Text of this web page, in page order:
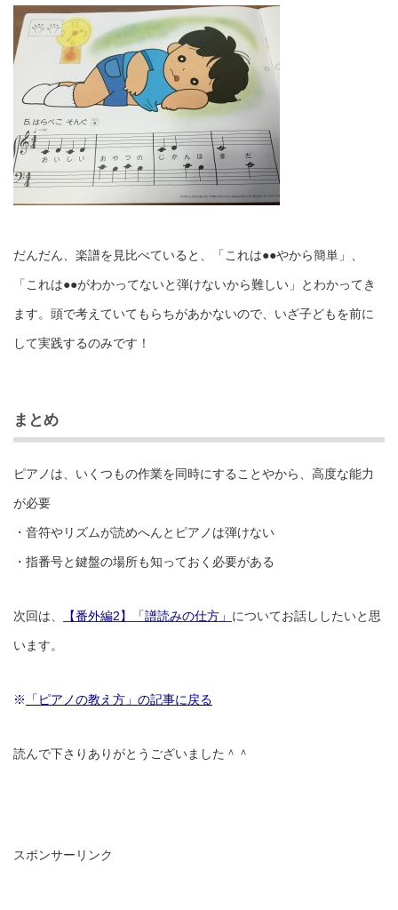
だんだん、楽譜を見比べていると、「これは●●やから簡単」、
「これは●●がわかってないと弾けないから難しい」とわかってき
ます。頭で考えていてもらちがあかないので、いざ子どもを前に
して実践するのみです！
まとめ
ピアノは、いくつもの作業を同時にすることやから、高度な能力
が必要
・音符やリズムが読めへんとピアノは弾けない
・指番号と鍵盤の場所も知っておく必要がある
次回は、 【番外編2】「譜読みの仕方」 についてお話ししたいと思
います。
※ 「ピアノの教え方」の記事に戻る
読んで下さりありがとうございました＾＾
スポンサーリンク